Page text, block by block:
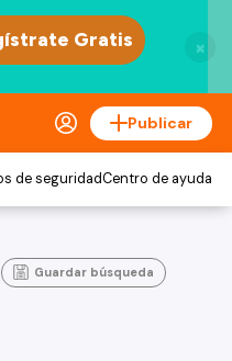
×
Publicar
de seguridadCentro de ayuda
Guardar búsqueda